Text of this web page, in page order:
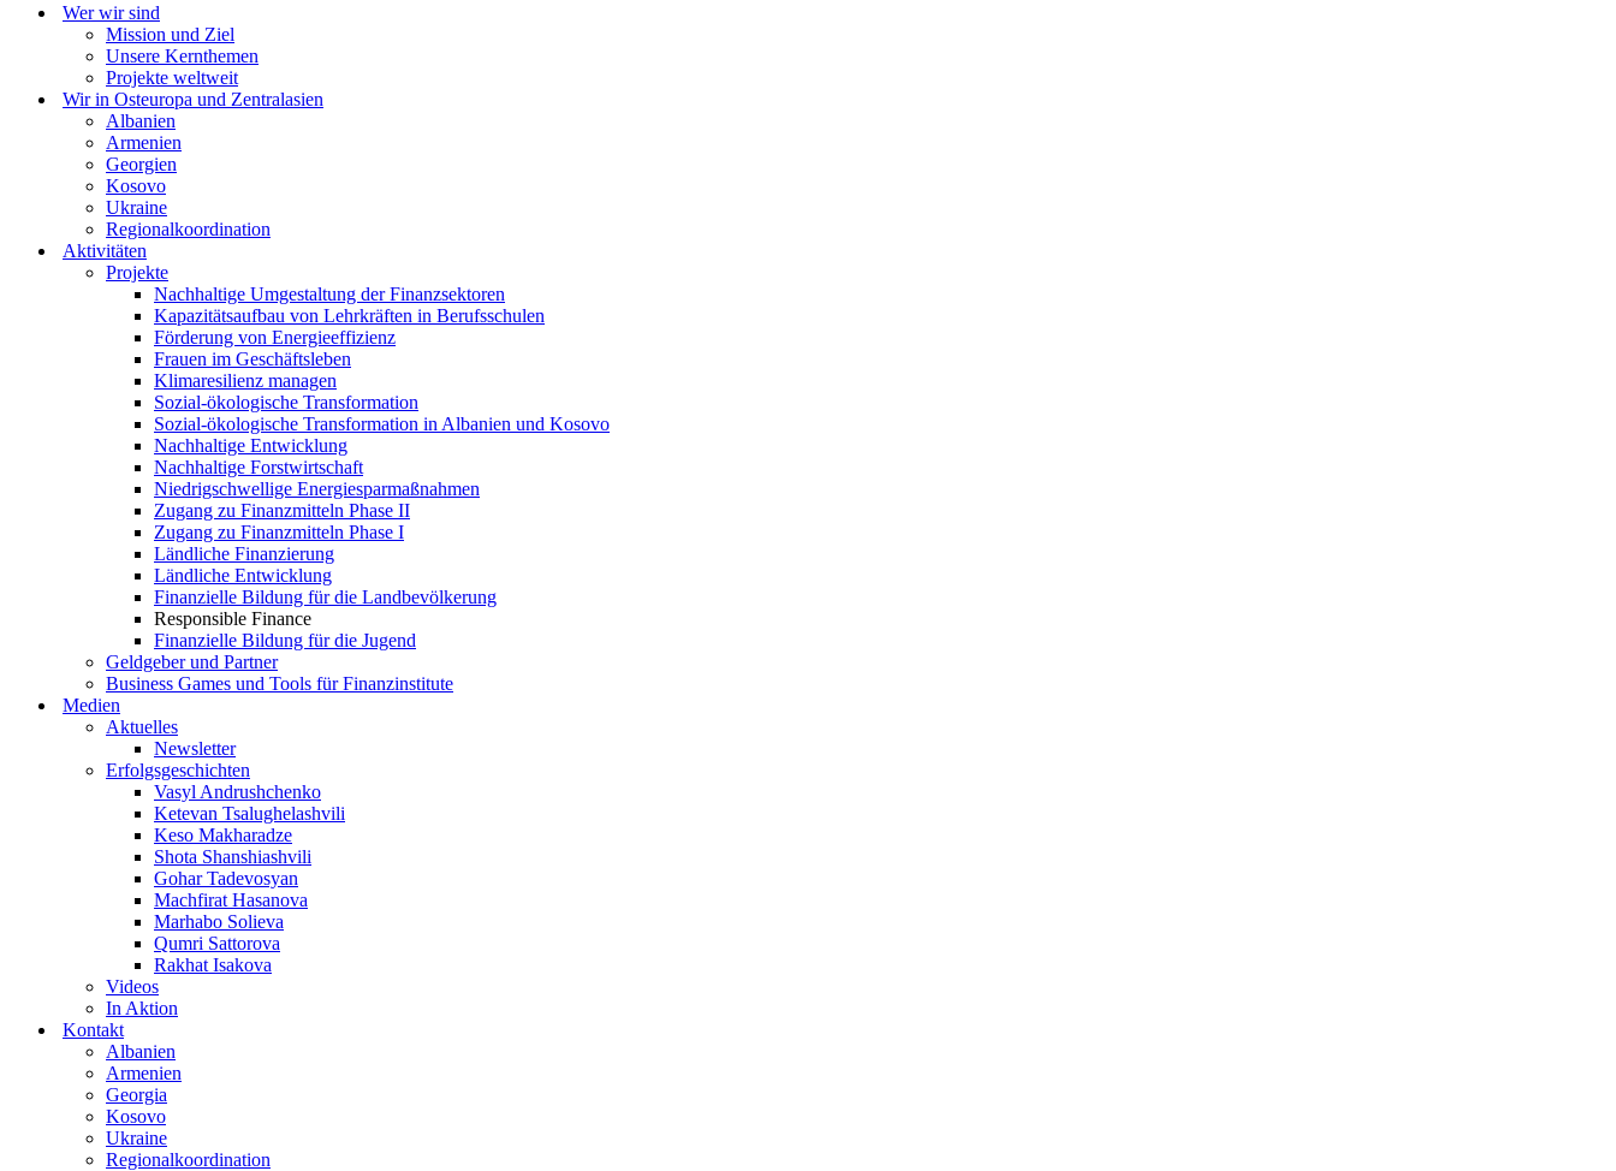
Wer wir sind
Mission und Ziel
Unsere Kernthemen
Projekte weltweit
Wir in Osteuropa und Zentralasien
Albanien
Armenien
Georgien
Kosovo
Ukraine
Regionalkoordination
Aktivitäten
Projekte
Nachhaltige Umgestaltung der Finanzsektoren
Kapazitätsaufbau von Lehrkräften in Berufsschulen
Förderung von Energieeffizienz
Frauen im Geschäftsleben
Klimaresilienz managen
Sozial-ökologische Transformation
Sozial-ökologische Transformation in Albanien und Kosovo
Nachhaltige Entwicklung
Nachhaltige Forstwirtschaft
Niedrigschwellige Energiesparmaßnahmen
Zugang zu Finanzmitteln Phase II
Zugang zu Finanzmitteln Phase I
Ländliche Finanzierung
Ländliche Entwicklung
Finanzielle Bildung für die Landbevölkerung
Responsible Finance
Finanzielle Bildung für die Jugend
Geldgeber und Partner
Business Games und Tools für Finanzinstitute
Medien
Aktuelles
Newsletter
Erfolgsgeschichten
Vasyl Andrushchenko
Ketevan Tsalughelashvili
Keso Makharadze
Shota Shanshiashvili
Gohar Tadevosyan
Machfirat Hasanova
Marhabo Solieva
Qumri Sattorova
Rakhat Isakova
Videos
In Aktion
Kontakt
Albanien
Armenien
Georgia
Kosovo
Ukraine
Regionalkoordination